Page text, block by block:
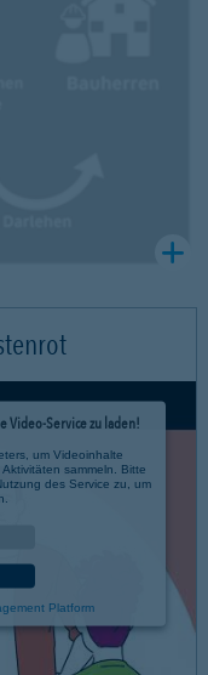
Video-Service zu laden!
um Videoinhalte
sammeln. Bitte
des Service zu, um
Platform